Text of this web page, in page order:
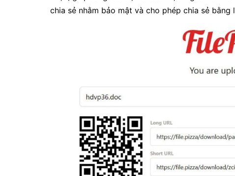
chia sẻ nhằm bảo mật và cho phép chia sẻ bằng